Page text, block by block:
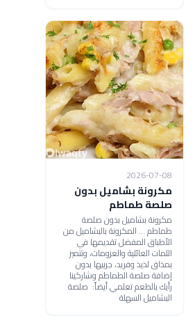
2026-07-08
مكرونة بشاميل بدون
صلصة طماطم
مكرونة بشاميل بدون صلصة
طماطم ... المكرونة بالبشاميل من
الأطباق المفضل تقديمها في
اللمات العائلية والعزومات، وتتميز
بمذاق لذيذ وفريد، جربيها بدون
إضافة صلصة الطماطم وشاركينا
رأيك بالطعم تعلمي أيضاً: صلصة
البشاميل السهلة